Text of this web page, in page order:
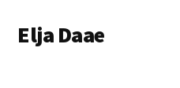
naar
naar
menu
Elja Daae